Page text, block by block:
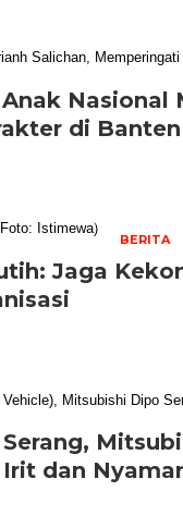
di Banten
BERITA
Jaga
dan